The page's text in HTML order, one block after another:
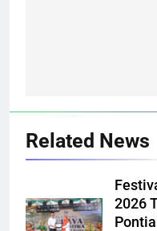
Related News
2026